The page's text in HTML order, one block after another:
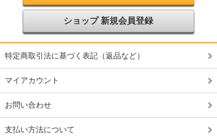
ショップ 新規会員登録
特定商取引法に基づく表記（返品など）
マイアカウント
お問い合わせ
支払い方法について